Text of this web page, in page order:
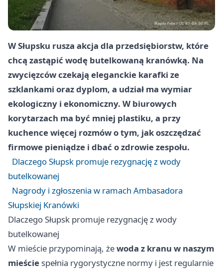
W Słupsku rusza akcja dla przedsiębiorstw, które
chcą zastąpić wodę butelkowaną kranówką. Na
zwycięzców czekają eleganckie karafki ze
szklankami oraz dyplom, a udział ma wymiar
ekologiczny i ekonomiczny. W biurowych
korytarzach ma być mniej plastiku, a przy
kuchence więcej rozmów o tym, jak oszczędzać
firmowe pieniądze i dbać o zdrowie zespołu.
Dlaczego Słupsk promuje rezygnację z wody
butelkowanej
Nagrody i zgłoszenia w ramach Ambasadora
Słupskiej Kranówki
Dlaczego Słupsk promuje rezygnację z wody
butelkowanej
W mieście przypominają, żewoda z kranu w naszym
mieście spełnia rygorystyczne normy i jest regularnie